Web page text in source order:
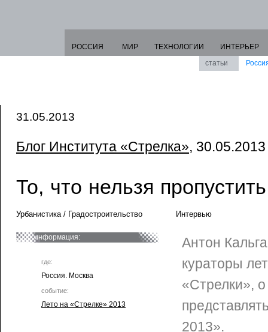
РОССИЯ МИР ТЕХНОЛОГИИ
ИНТЕРЬЕР
статьи
31.05.2013
Блог Института «Стрелка»,
То, что нельзя пропустить
Урбанистика / Градостроительство Интервью
информация:
где:
Россия. Москва
событие:
Лето на «Стрелке» 2013
Антон
кураторы
«Стрелки»,
2013».